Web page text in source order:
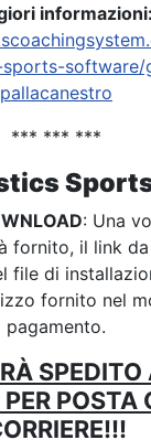
informazioni:
software/
pallacanestro
*** *** ***
: Una
fornito, il link
file di
fornito nel
pagamento.
POSTA